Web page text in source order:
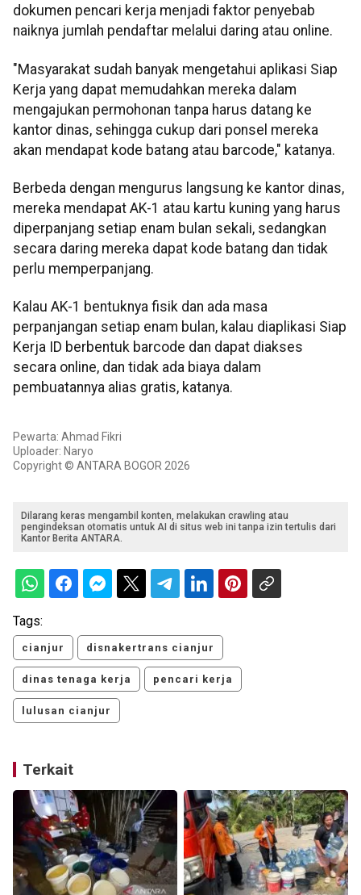
dokumen pencari kerja menjadi faktor penyebab
naiknya jumlah pendaftar melalui daring atau online.
"Masyarakat sudah banyak mengetahui aplikasi Siap
Kerja yang dapat memudahkan mereka dalam
mengajukan permohonan tanpa harus datang ke
kantor dinas, sehingga cukup dari ponsel mereka
akan mendapat kode batang atau barcode," katanya.
Berbeda dengan mengurus langsung ke kantor dinas,
mereka mendapat AK-1 atau kartu kuning yang harus
diperpanjang setiap enam bulan sekali, sedangkan
secara daring mereka dapat kode batang dan tidak
perlu memperpanjang.
Kalau AK-1 bentuknya fisik dan ada masa
perpanjangan setiap enam bulan, kalau diaplikasi Siap
Kerja ID berbentuk barcode dan dapat diakses
secara online, dan tidak ada biaya dalam
pembuatannya alias gratis, katanya.
Pewarta: Ahmad Fikri
Uploader: Naryo
Copyright © ANTARA BOGOR 2026
Dilarang keras mengambil konten, melakukan crawling atau
pengindeksan otomatis untuk AI di situs web ini tanpa izin tertulis dari
Kantor Berita ANTARA.
Tags:
cianjur disnakertrans cianjur
dinas tenaga kerja pencari kerja
lulusan cianjur
Terkait